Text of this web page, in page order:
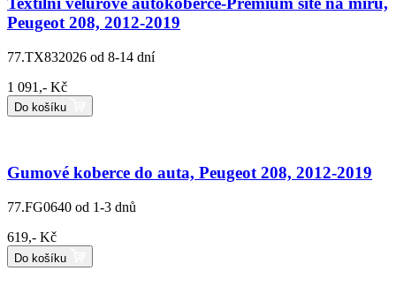
Peugeot 208, 2012-2019
77.TX832026 od 8-14 dní
1 091,- Kč
Do košíku
Gumové koberce do auta, Peugeot 208, 2012-2019
77.FG0640 od 1-3 dnů
619,- Kč
Do košíku